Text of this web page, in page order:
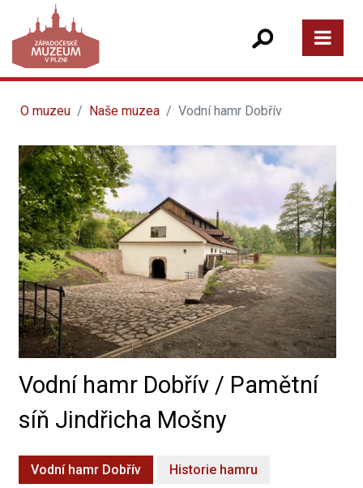
O muzeu Naše muzea Vodní hamr Dobřív
Vodní hamr Dobřív / Pamětní
síň Jindřicha Mošny
Vodní hamr Dobřív Historie hamru